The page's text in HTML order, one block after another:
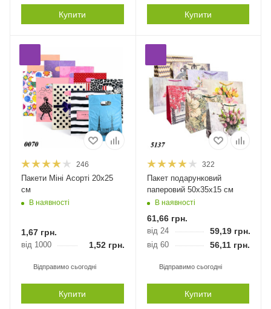
Купити Купити
246
Пакети Міні Асорті 20х25
см
В наявності
1,67 грн.
від 1000 1,52грн.
Відправимо сьогодні
Купити
322
Пакет подарунковий
паперовий 50х35х15 см
В наявності
61,66грн.
від 24 59,19грн.
від 60 56,11 грн.
Відправимо сьогодні
Купити